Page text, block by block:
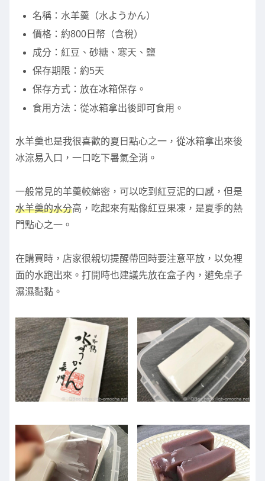
名稱：水羊羹（水ようかん）
價格：約800日幣（含稅）
成分：紅豆、砂糖、寒天、鹽
保存期限：約5天
保存方式：放在冰箱保存。
食用方法：從冰箱拿出後即可食用。
水羊羹也是我很喜歡的夏日點心之一，從冰箱拿出來後
冰涼易入口，一口吃下暑氣全消。
一般常見的羊羹較綿密，可以吃到紅豆泥的口感，但是
水羊羹的水分高，吃起來有點像紅豆果凍，是夏季的熱
門點心之一。
在購買時，店家很親切提醒帶回時要注意平放，以免裡
面的水跑出來。打開時也建議先放在盒子內，避免桌子
濕濕黏黏。